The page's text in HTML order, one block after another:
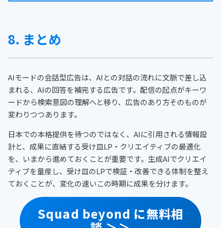
8. まとめ
AIモードの会話型広告は、AIとの対話の流れに文脈で差し込
まれる、AIの回答を補完する広告です。配信の起点がキーワ
ードから検索意図の理解へと移り、広告のあり方そのものが
変わりつつあります。
日本での本格提供を待つのではなく、AIに引用される情報設
計と、成果に直結する受け皿LP・クリエイティブの最適化
を、いまから進めておくことが重要です。生成AIでクリエイ
ティブを量産し、受け皿のLPで検証・改善できる体制を整え
ておくことが、変化の速いこの時期に成果を分けます。
Squad beyond に無料相